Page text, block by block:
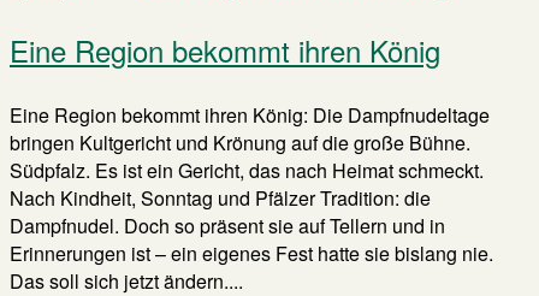
Eine Region bekommt ihren König
Eine Region bekommt ihren König: Die Dampfnudeltage
bringen Kultgericht und Krönung auf die große Bühne.
Südpfalz. Es ist ein Gericht, das nach Heimat schmeckt.
Nach Kindheit, Sonntag und Pfälzer Tradition: die
Dampfnudel. Doch so präsent sie auf Tellern und in
Erinnerungen ist – ein eigenes Fest hatte sie bislang nie.
Das soll sich jetzt ändern....